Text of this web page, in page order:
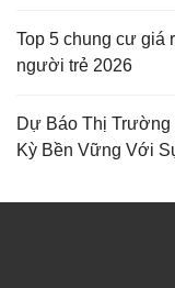
Top 5 chung cư giá
người trẻ 2026
Dự Báo Thị
Kỳ Bền Vững Với